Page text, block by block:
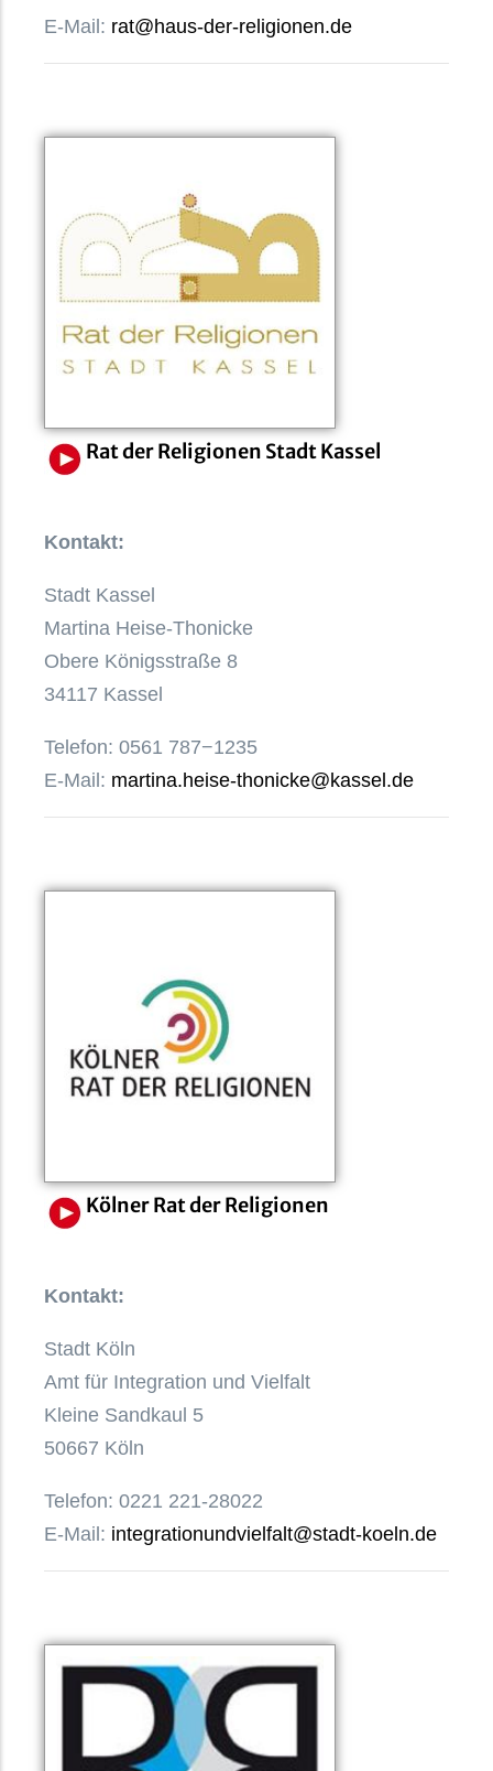
E-Mail: rat@haus-der-religionen.de
Rat der Religionen Stadt Kassel
Kontakt:
Stadt Kassel
Martina Heise-Thonicke
Obere Königsstraße 8
34117 Kassel
Telefon: 0561 787−1235
E-Mail: martina.heise‐thonicke@kassel.de
Kölner Rat der Religionen
Kontakt:
Stadt Köln
Amt für Integration und Vielfalt
Kleine Sandkaul 5
50667 Köln
Telefon: 0221 221-28022
E-Mail: integrationundvielfalt@stadt-koeln.de